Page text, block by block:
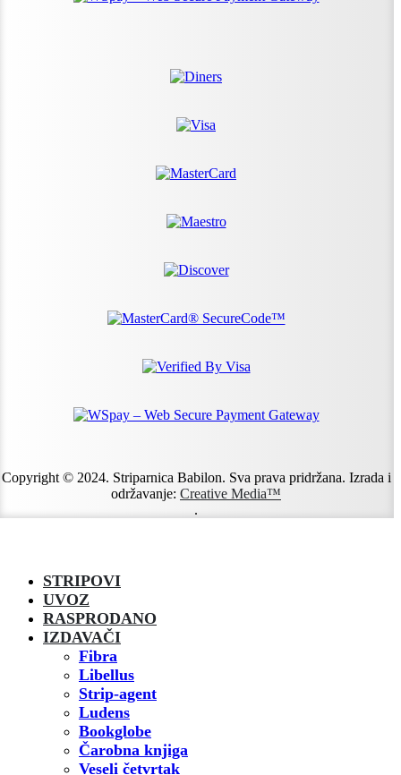
Copyright © 2024. Striparnica Babilon. Sva prava pridržana. Izrada i
održavanje: Creative Media™
.
STRIPOVI
UVOZ
RASPRODANO
IZDAVAČI
Fibra
Libellus
Strip-agent
Ludens
Bookglobe
Čarobna knjiga
Veseli četvrtak